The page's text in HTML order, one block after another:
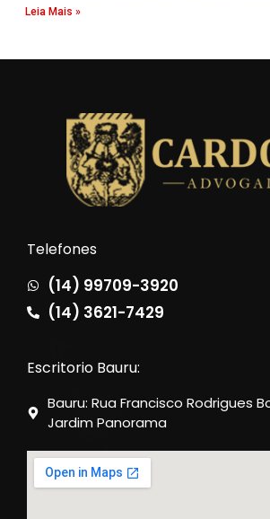
Leia Mais »
Telefones
(14) 99709-3920
(14) 3621-7429
Escritorio Bauru:
Bauru: Rua Francisco Rodrigues
Jardim Panorama